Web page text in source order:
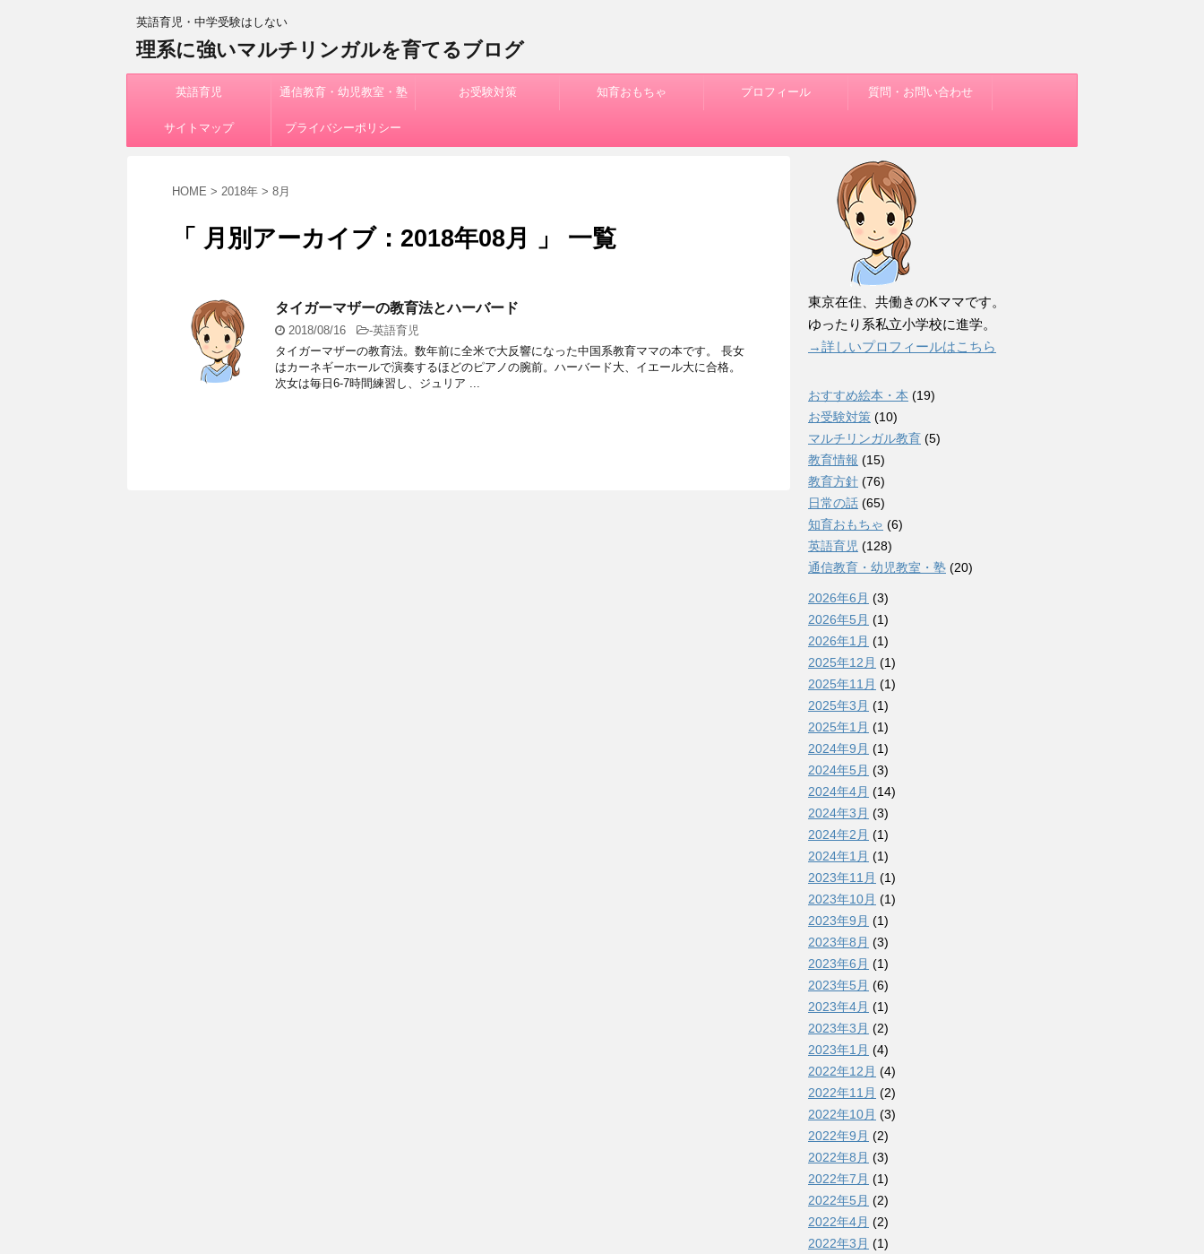
英語育児・中学受験はしない
理系に強いマルチリンガルを育てるブログ
英語育児 通信教育・幼児教室・塾 お受験対策 知育おもちゃ プロフィール 質問・お問い合わせ
サイトマップ プライバシーポリシー
HOME > 2018年 > 8月
「 月別アーカイブ：2018年08月 」 一覧
タイガーマザーの教育法とハーバード
2018/08/16 -英語育児
タイガーマザーの教育法。数年前に全米で大反響になった中国系教育ママの本です。 長女
はカーネギーホールで演奏するほどのピアノの腕前。ハーバード大、イエール大に合格。
次女は毎日6-7時間練習し、ジュリア ...
東京在住、共働きのKママです。
ゆったり系私立小学校に進学。
→詳しいプロフィールはこちら
おすすめ絵本・本 (19)
お受験対策 (10)
マルチリンガル教育 (5)
教育情報 (15)
教育方針 (76)
日常の話 (65)
知育おもちゃ (6)
英語育児 (128)
通信教育・幼児教室・塾 (20)
2026年6月 (3)
2026年5月 (1)
2026年1月 (1)
2025年12月 (1)
2025年11月 (1)
2025年3月 (1)
2025年1月 (1)
2024年9月 (1)
2024年5月 (3)
2024年4月 (14)
2024年3月 (3)
2024年2月 (1)
2024年1月 (1)
2023年11月 (1)
2023年10月 (1)
2023年9月 (1)
2023年8月 (3)
2023年6月 (1)
2023年5月 (6)
2023年4月 (1)
2023年3月 (2)
2023年1月 (4)
2022年12月 (4)
2022年11月 (2)
2022年10月 (3)
2022年9月 (2)
2022年8月 (3)
2022年7月 (1)
2022年5月 (2)
2022年4月 (2)
2022年3月 (1)